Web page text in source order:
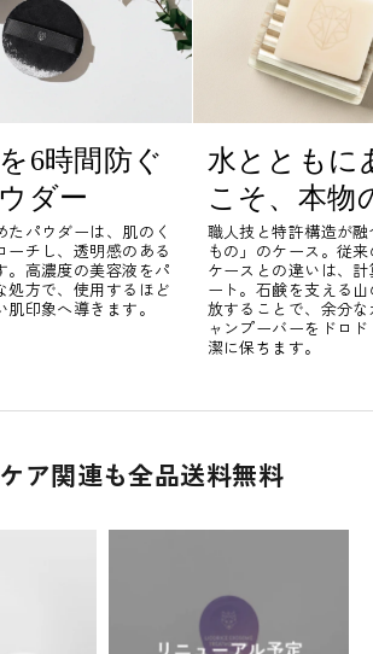
6時間防ぐ
ダー
パウダーは、肌のく
ーチし、透明感のある
。高濃度の美容液をパ
処方で、使用するほど
印象へ導きます。
水とともに
こそ、本物
職人技と特許構造が
もの」のケース。従
ケースとの違いは、
ート。石鹸を支える
放することで、余分
ャンプーバーをドロ
潔に保ちます。
ア関連も全品送料無料